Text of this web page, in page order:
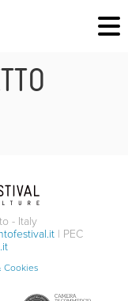
- Italy
| PEC
Cookies